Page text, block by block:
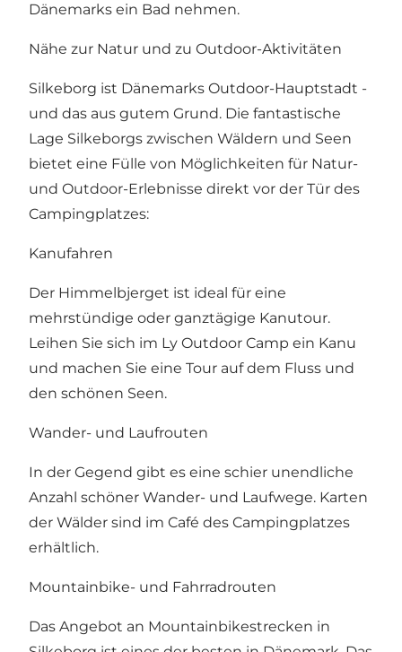
Dänemarks ein Bad nehmen.
Nähe zur Natur und zu Outdoor-Aktivitäten
Silkeborg ist Dänemarks Outdoor-Hauptstadt -
und das aus gutem Grund. Die fantastische
Lage Silkeborgs zwischen Wäldern und Seen
bietet eine Fülle von Möglichkeiten für Natur-
und Outdoor-Erlebnisse direkt vor der Tür des
Campingplatzes:
Kanufahren
Der Himmelbjerget ist ideal für eine
mehrstündige oder ganztägige Kanutour.
Leihen Sie sich im Ly Outdoor Camp ein Kanu
und machen Sie eine Tour auf dem Fluss und
den schönen Seen.
Wander- und Laufrouten
In der Gegend gibt es eine schier unendliche
Anzahl schöner Wander- und Laufwege. Karten
der Wälder sind im Café des Campingplatzes
erhältlich.
Mountainbike- und Fahrradrouten
Das Angebot an Mountainbikestrecken in